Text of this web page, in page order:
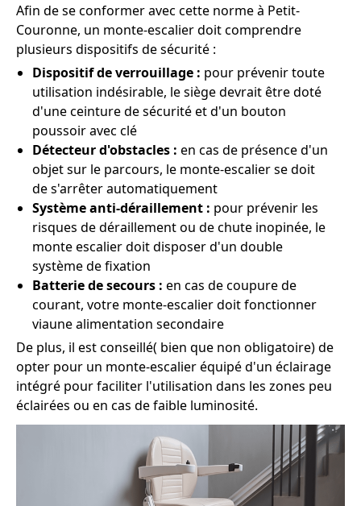
Afin de se conformer avec cette norme à Petit-
Couronne, un monte-escalier doit comprendre
plusieurs dispositifs de sécurité :
Dispositif de verrouillage : pour prévenir toute
utilisation indésirable, le siège devrait être doté
d'une ceinture de sécurité et d'un bouton
poussoir avec clé
Détecteur d'obstacles : en cas de présence d'un
objet sur le parcours, le monte-escalier se doit
de s'arrêter automatiquement
Système anti-déraillement : pour prévenir les
risques de déraillement ou de chute inopinée, le
monte escalier doit disposer d'un double
système de fixation
Batterie de secours : en cas de coupure de
courant, votre monte-escalier doit fonctionner
viaune alimentation secondaire
De plus, il est conseillé( bien que non obligatoire) de
opter pour un monte-escalier équipé d'un éclairage
intégré pour faciliter l'utilisation dans les zones peu
éclairées ou en cas de faible luminosité.